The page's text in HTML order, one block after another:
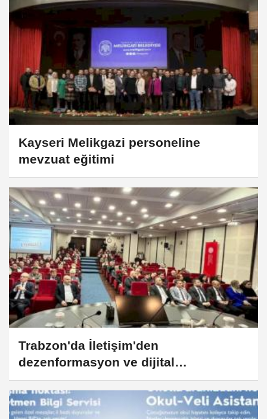
Kayseri Melikgazi personeline
mevzuat eğitimi
Trabzon'da İletişim'den
dezenformasyon ve dijital
dolandırıcılıkla mücadele eğitimi